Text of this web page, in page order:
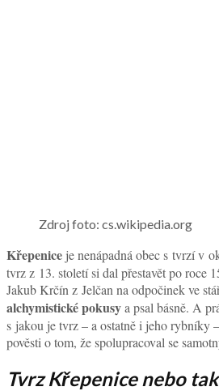
Zdroj foto:
Křepenice je nenápadná obec s tvrzí v
tvrz z 13. století si dal přestavět po roce
Jakub Krčín z Jelčan na odpočinek ve
alchymistické pokusya psal básně. A
s jakou je tvrz – a ostatně i jeho rybníky
pověsti o tom, že spolupracoval se
Tvrz Křepenice nebo